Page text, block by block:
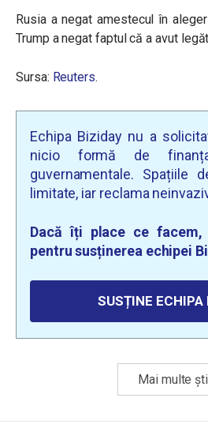
Rusia a negat amestecul în
Trump a negat faptul că a avut
Sursa: Reuters.
Echipa Biziday nu a
nicio formă de
guvernamentale. Spațiile
limitate, iar reclama
Dacă îți place ce
pentru susținerea echipei
SUSȚINE ECHIPA
Mai multe